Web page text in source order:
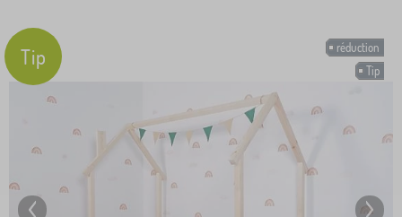
réduction
Tip
Tip